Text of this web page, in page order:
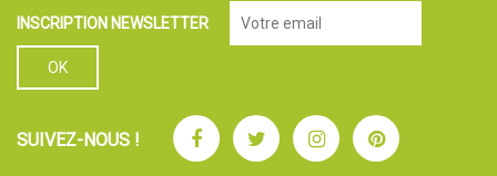
INSCRIPTION NEWSLETTER
SUIVEZ-NOUS ! FacebookTwitterInstagramPinterest